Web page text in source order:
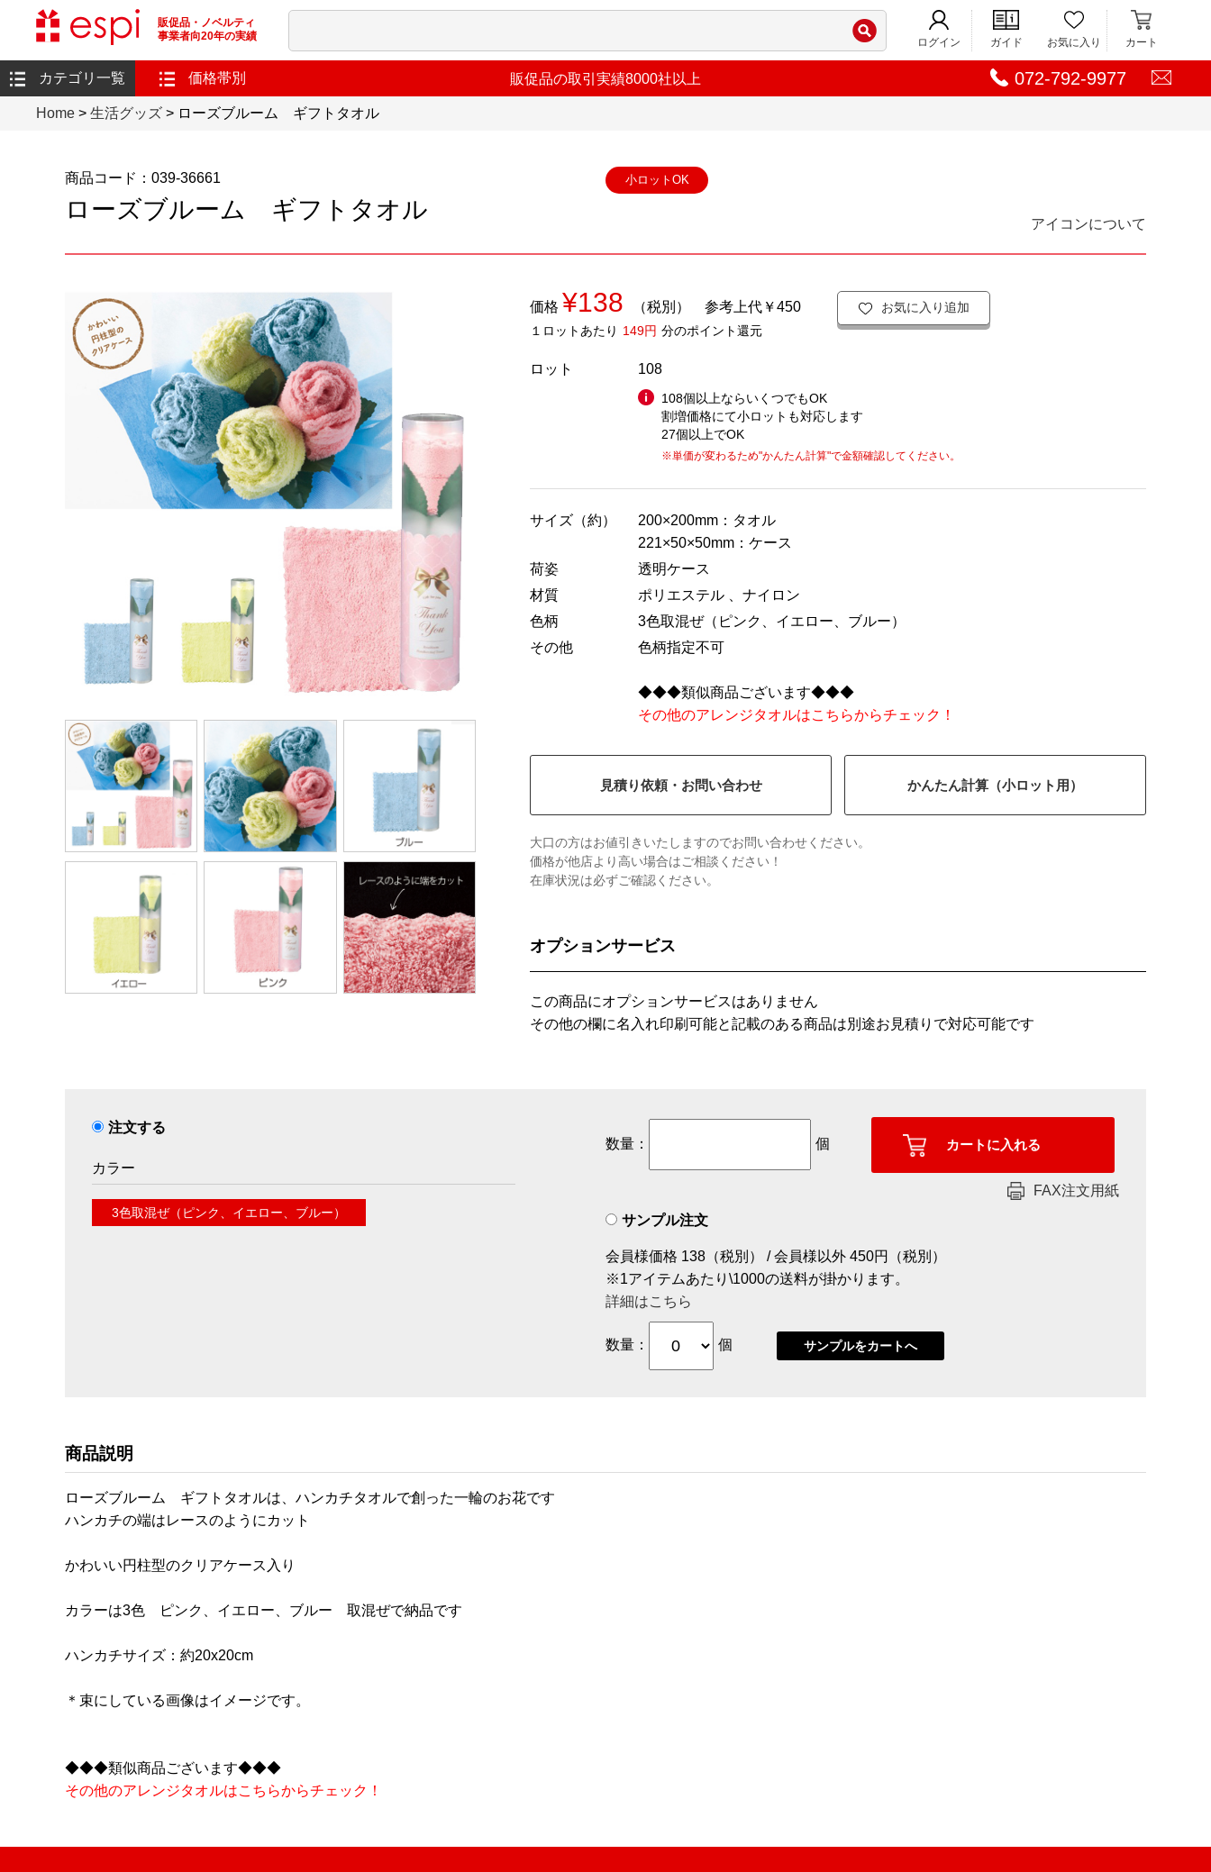
販促品・ノベルティ
事業者向20年の実績
ログイン ガイド お気に入り カート
カテゴリ一覧 価格帯別 072-792-9977
販促品の取引実績8000社以上
Home >生活グッズ > ローズブルーム ギフトタオル
商品コード：039-36661
ローズブルーム ギフトタオル
小ロットOK
アイコンについて
価格 ¥138 （税別） 参考上代￥450
１ロットあたり 149円 分のポイント還元
お気に入り追加
ロット 108
108個以上ならいくつでもOK
割増価格にて小ロットも対応します
27個以上でOK
※単価が変わるため"かんたん計算"で金額確認してください。
サイズ（約）
200×200mm：タオル
221×50×50mm：ケース
荷姿
透明ケース
材質
ポリエステル 、ナイロン
色柄
3色取混ぜ（ピンク、イエロー、ブルー）
その他
色柄指定不可
◆◆◆類似商品ございます◆◆◆
その他のアレンジタオルはこちらからチェック！
見積り依頼・お問い合わせ かんたん計算（小ロット用）
大口の方はお値引きいたしますのでお問い合わせください。
価格が他店より高い場合はご相談ください！
在庫状況は必ずご確認ください。
オプションサービス
この商品にオプションサービスはありません
その他の欄に名入れ印刷可能と記載のある商品は別途お見積りで対応可能です
注文する
カラー
3色取混ぜ（ピンク、イエロー、ブルー）
数量： 個
FAX注文用紙
サンプル注文
会員様価格 138（税別） / 会員様以外 450円（税別）
※1アイテムあたり\1000の送料が掛かります。
詳細はこちら
数量： 個
商品説明
ローズブルーム ギフトタオルは、ハンカチタオルで創った一輪のお花です
ハンカチの端はレースのようにカット
かわいい円柱型のクリアケース入り
カラーは3色 ピンク、イエロー、ブルー 取混ぜで納品です
ハンカチサイズ：約20x20cm
＊束にしている画像はイメージです。
◆◆◆類似商品ございます◆◆◆
その他のアレンジタオルはこちらからチェック！